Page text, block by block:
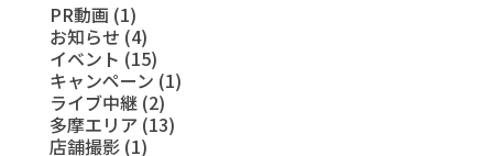
PR動画 (1)
お知らせ (4)
イベント (15)
キャンペーン (1)
ライブ中継 (2)
多摩エリア (13)
店舗撮影 (1)